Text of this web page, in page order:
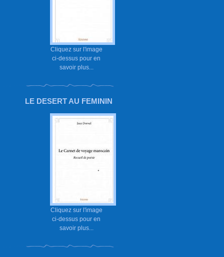
Cliquez sur l'image
ci-dessus pour en
savoir plus...
LE DESERT AU FEMININ
Cliquez sur l'image
ci-dessus pour en
savoir plus...